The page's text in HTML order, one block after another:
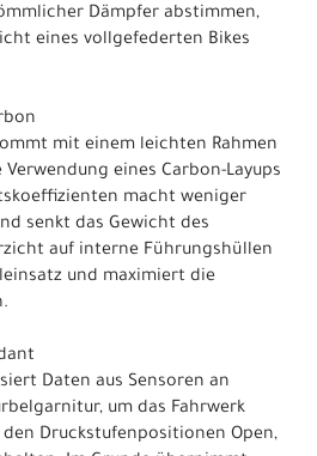
Dämpfer abstimmen,
eines vollgefederten Bikes
mit einem leichten Rahmen
eines Carbon-Layups
macht weniger
senkt das Gewicht des
auf interne Führungshüllen
und maximiert die
Daten aus Sensoren an
um das Fahrwerk
Druckstufenpositionen Open,